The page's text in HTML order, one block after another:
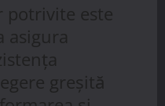
potrivite este
asigura
greșită